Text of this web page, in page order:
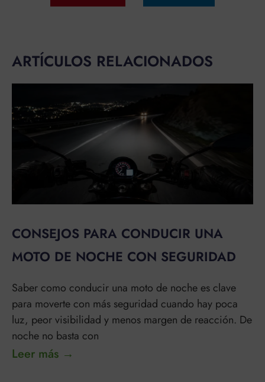
ARTÍCULOS RELACIONADOS
CONSEJOS PARA CONDUCIR UNA
MOTO DE NOCHE CON SEGURIDAD
Saber como conducir una moto de noche es clave
para moverte con más seguridad cuando hay poca
luz, peor visibilidad y menos margen de reacción. De
noche no basta con
Leer más →